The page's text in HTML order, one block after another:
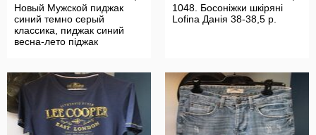
Новый Мужской пиджак
синий темно серый
классика, пиджак синий
весна-лето піджак
1048. Босоніжки шкіряні
Lofina Данія 38-38,5 р.